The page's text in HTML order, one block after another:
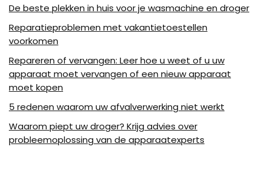
De beste plekken in huis voor je wasmachine en droger
Reparatieproblemen met vakantietoestellen
voorkomen
Repareren of vervangen: Leer hoe u weet of u uw
apparaat moet vervangen of een nieuw apparaat
moet kopen
5 redenen waarom uw afvalverwerking niet werkt
Waarom piept uw ​​droger? Krijg advies over
probleemoplossing van de apparaatexperts